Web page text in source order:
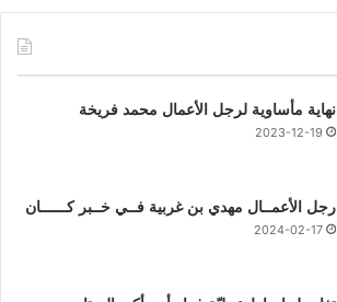
نهاية مأساوية لرجل الأعمال محمد فريخة
2023-12-19
رجل الأعمــال مهدي بن غربية فــي خــبر كــــــان
2024-02-17